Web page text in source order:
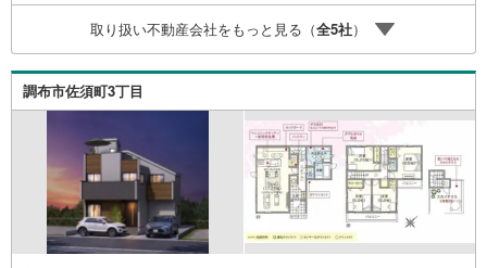
のでお手数ですがご一報ください。◆物件のご案内は◆弊
社へのご来社、お客様宅へのお迎え・最寄駅での待ち合わ
せ、物件周辺のコンビニ等でお待ち合わせなど、ご希望を
お伝えください。ご希望条件をお伝え頂けましたら、ご見
学希望物件以外の資料も用意して参ります。もちろん他の
物件も併せてご案内させていただきます。
取り扱い不動産会社をもっと見る（全5社）
調布市佐須町3丁目